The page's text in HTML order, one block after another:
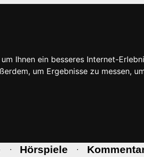
Ihnen ein besseres Internet-
um Ergebnisse zu messen,
· Hörspiele ·